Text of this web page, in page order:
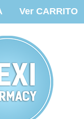
Ver CARRITO